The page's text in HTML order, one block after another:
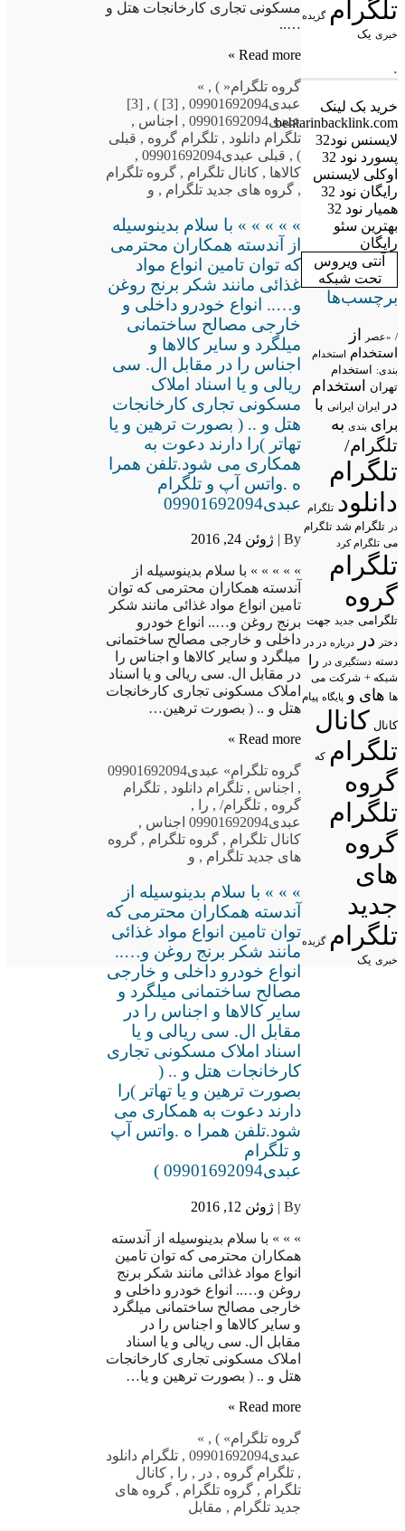
تلگرام گزیده
خبری یک
.
خرید بک لینک
behtarinbacklink.com
لایسنس نود32
پسورد نود 32
اوکلی لایسنس
رایگان نود 32
همیار نود 32
بهترین سئو
رایگان
آنتی ویروس
تحت شبکه
مسکونی تجاری کارخانجات هتل و
…..
Read more »
گروه تلگرام« )
,
»
عبدی09901692094
,
[3] )
,
[3]
عبدی09901692094
, اجناس ,
تلگرام دانلود , تلگرام گروه , قبلی
)
, قبلی عبدی09901692094
,
کالاها , کانال تلگرام , گروه تلگرام
, گروه های جدید تلگرام , و
» » » » » با سلام بدینوسیله
از آندسته همکاران محترمی
که توان تامین انواع مواد
غذائی مانند شکر برنج روغن
و….. انواع خودرو داخلی و
خارجی مصالح ساختمانی
میلگرد و سایر کالاها و
اجناس را در مقابل ال. سی
ریالی و یا اسناد املاک
مسکونی تجاری کارخانجات
هتل و .. ( بصورت ترهین و یا
تهاتر )را دارند دعوت به
همکاری می شود.تلفن همرا
ه .واتس آپ و تلگرام
عبدی09901692094
By | ژوئن 24, 2016
» » » » » با سلام بدینوسیله از
آندسته همکاران محترمی که توان
تامین انواع مواد غذائی مانند شکر
برنج روغن و….. انواع خودرو
داخلی و خارجی مصالح ساختمانی
میلگرد و سایر کالاها و اجناس را
در مقابل ال. سی ریالی و یا اسناد
املاک مسکونی تجاری کارخانجات
هتل و .. ( بصورت ترهین…
Read more »
گروه تلگرام» عبدی09901692094
, اجناس , تلگرام دانلود , تلگرام
گروه , تلگرام/, را
,
عبدی09901692094 اجناس
,
کانال تلگرام , گروه تلگرام , گروه
های جدید تلگرام , و
» » » با سلام بدینوسیله از
آندسته همکاران محترمی که
توان تامین انواع مواد غذائی
مانند شکر برنج روغن و…..
انواع خودرو داخلی و خارجی
مصالح ساختمانی میلگرد و
سایر کالاها و اجناس را در
مقابل ال. سی ریالی و یا
اسناد املاک مسکونی تجاری
کارخانجات هتل و .. (
بصورت ترهین و یا تهاتر )را
دارند دعوت به همکاری می
شود.تلفن همرا ه .واتس آپ
و تلگرام
عبدی09901692094 )
By | ژوئن 12, 2016
» » » با سلام بدینوسیله از آندسته
همکاران محترمی که توان تامین
انواع مواد غذائی مانند شکر برنج
روغن و….. انواع خودرو داخلی و
خارجی مصالح ساختمانی میلگرد
و سایر کالاها و اجناس را در
مقابل ال. سی ریالی و یا اسناد
املاک مسکونی تجاری کارخانجات
هتل و .. ( بصورت ترهین و یا…
Read more »
گروه تلگرام» )
,
»
عبدی09901692094
, تلگرام دانلود
, تلگرام گروه , در , را , کانال
تلگرام , گروه تلگرام , گروه های
جدید تلگرام , مقابل
برچسب‌ها
/ «عصر از
استخدام استخدام
بندی: استخدام
تهران
استخدام
در
ایران ایرانی با
برای بندی به
تلگرام/
تلگرام
دانلود تلگرام
در تلگرام شد تلگرام
می تلگرام کرد
تلگرام
گروه
تلگرامی جدید جهت
دختر در درباره در در
دسته دستگیری در را
شبکه + شرکت می
ها های و پایگاه پیام
کانال کانال
تلگرام که
گروه
تلگرام
گروه
های
جدید
تلگرام گزیده
خبری یک